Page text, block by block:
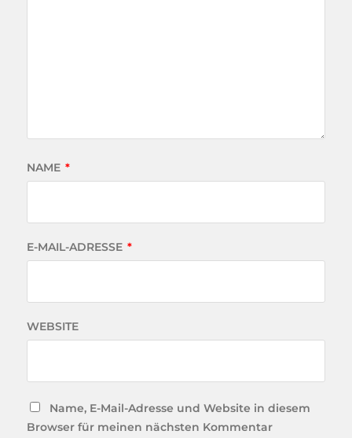
NAME *
E-MAIL-ADRESSE *
WEBSITE
Name, E-Mail-Adresse und Website in diesem
Browser für meinen nächsten Kommentar